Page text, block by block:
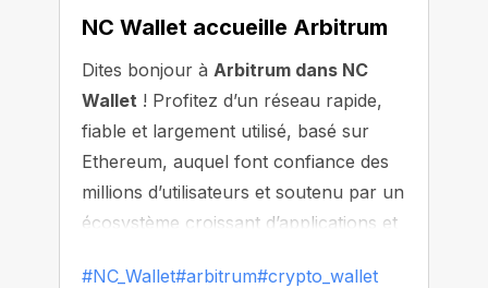
NC Wallet accueille Arbitrum
Dites bonjour à Arbitrum dans NC
Wallet ! Profitez d’un réseau rapide,
fiable et largement utilisé, basé sur
Ethereum, auquel font confiance des
millions d’utilisateurs et soutenu par un
écosystème croissant d’applications et
#NC_Wallet#arbitrum#crypto_wallet